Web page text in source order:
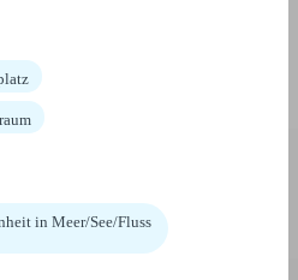
in Meer/See/Fluss